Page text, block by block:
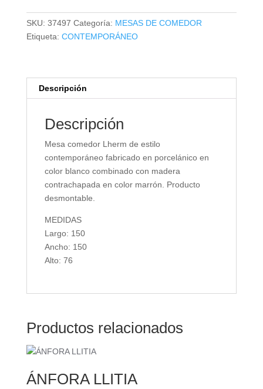
SKU: 37497 Categoría: MESAS DE COMEDOR
Etiqueta: CONTEMPORÁNEO
Descripción
Descripción
Mesa comedor Lherm de estilo
contemporáneo fabricado en porcelánico en
color blanco combinado con madera
contrachapada en color marrón. Producto
desmontable.
MEDIDAS
Largo: 150
Ancho: 150
Alto: 76
Productos relacionados
ÁNFORA LLITIA